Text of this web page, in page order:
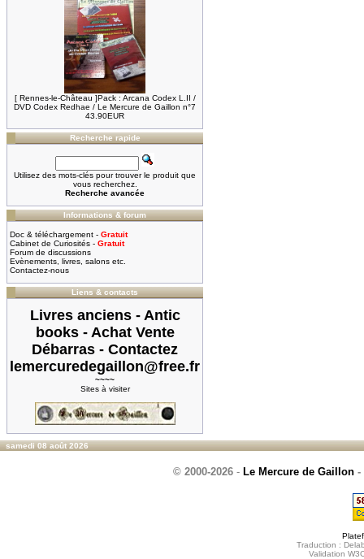
[ Rennes-le-Château ]Pack : Arcana Codex L.II /
DVD Codex Redhae / Le Mercure de Gaillon n°7
43.90EUR
Recherche rapide
Utilisez des mots-clés pour trouver le produit que
vous recherchez.
Recherche avancée
Informations & forum
Doc & téléchargement - Gratuit
Cabinet de Curiosités - Gratuit
Forum de discussions
Evènements, livres, salons etc.
Contactez-nous
Liens & contacts
Livres anciens - Antic
books - Achat Vente
Débarras - Contactez
lemercuredegaillon@free.fr
~~~~
Sites à visiter
samedi 08 août 2026
© 2000-2026 - Le Mercure de Gaillon -
Traduction :
Validation